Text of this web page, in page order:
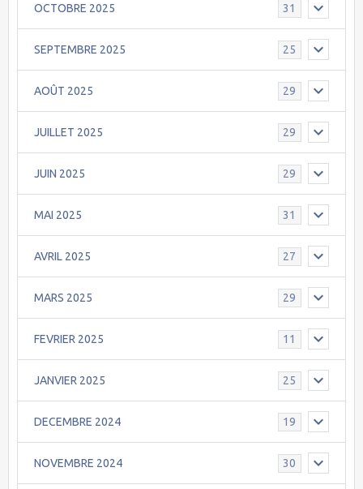
OCTOBRE 2025 31
SEPTEMBRE 2025 25
AOÛT 2025 29
JUILLET 2025 29
JUIN 2025 29
MAI 2025 31
AVRIL 2025 27
MARS 2025 29
FEVRIER 2025 11
JANVIER 2025 25
DECEMBRE 2024 19
NOVEMBRE 2024 30